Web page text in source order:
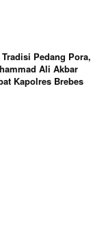
Pedang Pora,
Ali Akbar
Kapolres Brebes